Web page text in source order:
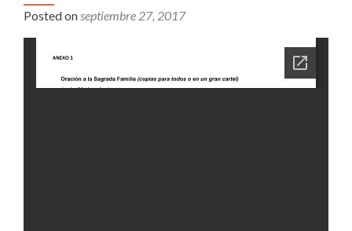
Posted onseptiembre 27, 2017